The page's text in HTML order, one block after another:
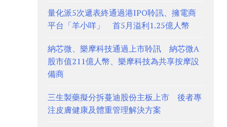
量化派5次遞表終通過港IPO聆訊、擁電商
平台「羊小咩」 首5月溢利1.25億人幣
納芯微、樂摩科技通過上市聆訊 納芯微A
股市值211億人幣、樂摩科技為共享按摩設
備商
三生製藥擬分拆蔓迪股份主板上市 後者專
注皮膚健康及體重管理解決方案